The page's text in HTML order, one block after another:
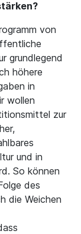
von
grundlegend
höhere
in
wollen
zur
und in
So können
des
die Weichen